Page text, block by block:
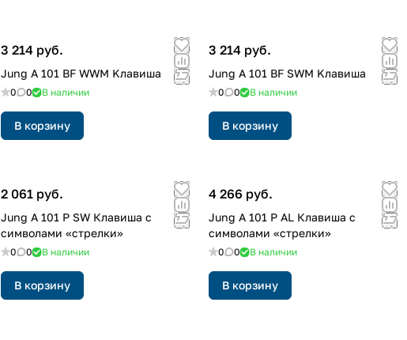
3 214 руб.
Jung A 101 BF WWM Kлавиша
0 0 В наличии
В корзину
3 214 руб.
Jung A 101 BF SWM Kлавиша
0 0 В наличии
В корзину
2 061 руб.
Jung A 101 P SW Клавиша с
символами «стрелки»
0 0 В наличии
В корзину
4 266 руб.
Jung A 101 P AL Клавиша с
символами «стрелки»
0 0 В наличии
В корзину